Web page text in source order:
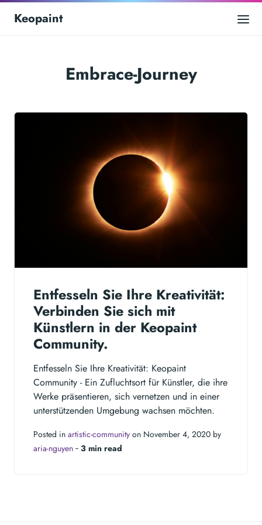
Keopaint
Embrace-Journey
Entfesseln Sie Ihre Kreativität:
Verbinden Sie sich mit
Künstlern in der Keopaint
Community.
Entfesseln Sie Ihre Kreativität: Keopaint
Community - Ein Zufluchtsort für Künstler, die ihre
Werke präsentieren, sich vernetzen und in einer
unterstützenden Umgebung wachsen möchten.
Posted in artistic-community on November 4, 2020 by
aria-nguyen ‐ 3 min read